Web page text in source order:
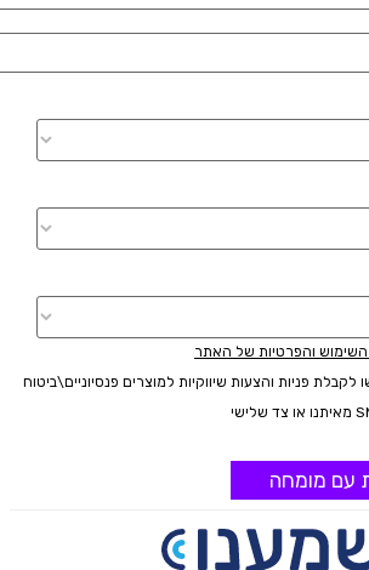
והפרטיות של האתר
פניות והצעות שיווקיות למוצרים פנסיוניים\ביטוח
עם מומחה